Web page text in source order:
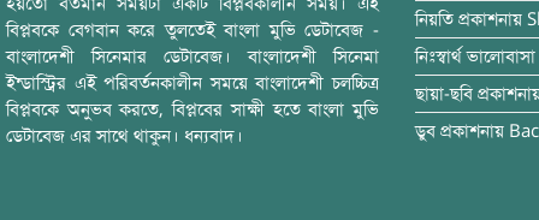
বিপ্লবকে বেগবান করে তুলতেই বাংলা মুভি ডেটাবেজ -
বাংলাদেশী সিনেমার ডেটাবেজ। বাংলাদেশী সিনেমা
ইন্ডাস্ট্রির এই পরিবর্তনকালীন সময়ে বাংলাদেশী চলচ্চিত্র
বিপ্লবকে অনুভব করতে, বিপ্লবের সাক্ষী হতে বাংলা মুভি
ডেটাবেজ এর সাথে থাকুন। ধন্যবাদ।
নিয়তি প্রকাশনায়
নিঃস্বার্থ ভালোবাসা
ছায়া-ছবি
ডুব প্রকাশনায়